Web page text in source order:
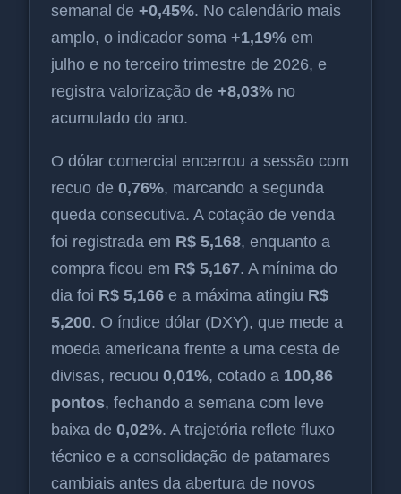
semanal de +0,45%. No calendário mais
amplo, o indicador soma +1,19% em
julho e no terceiro trimestre de 2026, e
registra valorização de +8,03% no
acumulado do ano.
O dólar comercial encerrou a sessão com
recuo de 0,76%, marcando a segunda
queda consecutiva. A cotação de venda
foi registrada em R$ 5,168, enquanto a
compra ficou em R$ 5,167. A mínima do
dia foi R$ 5,166 e a máxima atingiu R$
5,200. O índice dólar (DXY), que mede a
moeda americana frente a uma cesta de
divisas, recuou 0,01%, cotado a 100,86
pontos, fechando a semana com leve
baixa de 0,02%. A trajetória reflete fluxo
técnico e a consolidação de patamares
cambiais antes da abertura de novos